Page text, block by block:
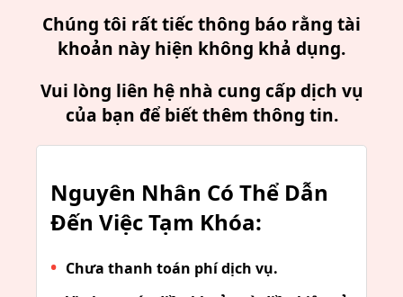
Chúng tôi rất tiếc thông báo rằng tài
khoản này hiện không khả dụng.
Vui lòng liên hệ nhà cung cấp dịch vụ
của bạn để biết thêm thông tin.
Nguyên Nhân Có Thể Dẫn
Đến Việc Tạm Khóa:
Chưa thanh toán phí dịch vụ.